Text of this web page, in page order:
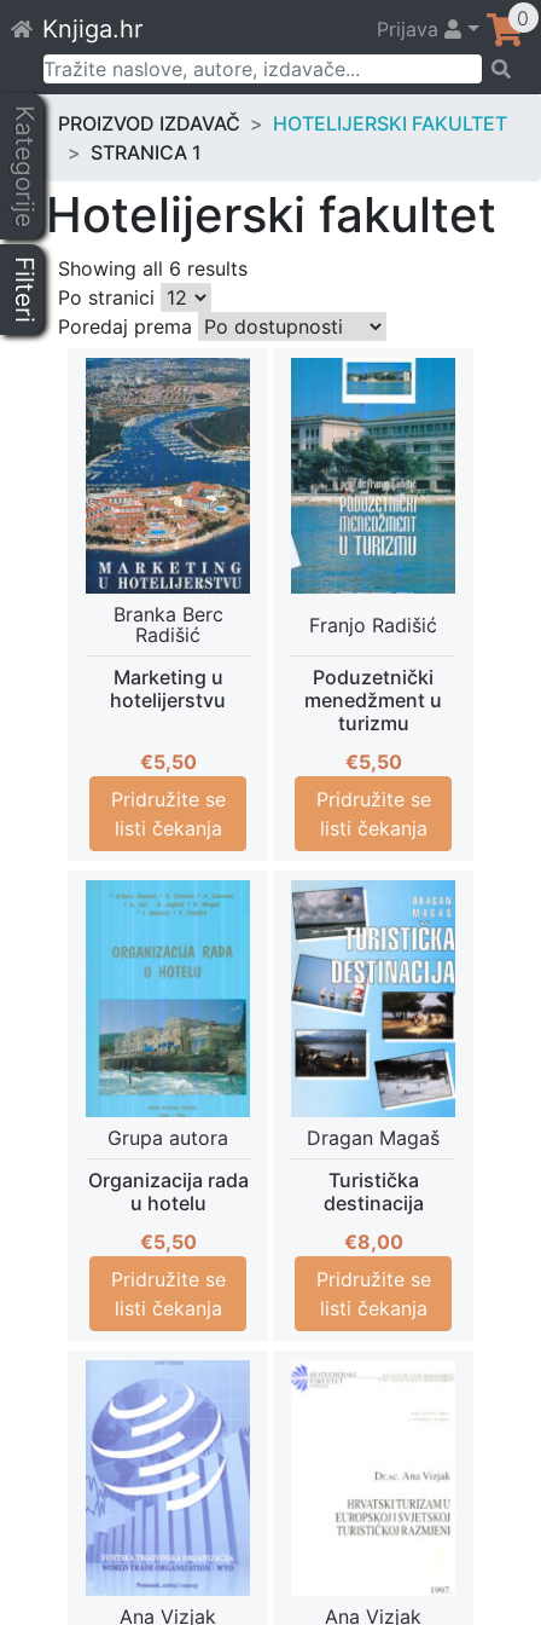
to
content
Knjiga.hr Prijava 0
Pretraži:
Kategorije
Filteri
PROIZVOD IZDAVAČ
HOTELIJERSKI FAKULTET
STRANICA 1
Hotelijerski fakultet
Showing all 6 results
Po stranici
Poredaj prema
Branka Berc
Radišić
Marketing u
hotelijerstvu
€5,50
Pridružite se
listi čekanja
Franjo Radišić
Poduzetnički
menedžment u
turizmu
€5,50
Pridružite se
listi čekanja
Grupa autora
Organizacija rada
u hotelu
€5,50
Pridružite se
listi čekanja
Dragan Magaš
Turistička
destinacija
€8,00
Pridružite se
listi čekanja
Ana Vizjak Ana Vizjak